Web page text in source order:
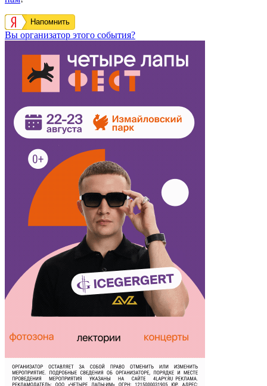
Напомнить
Вы организатор этого события?